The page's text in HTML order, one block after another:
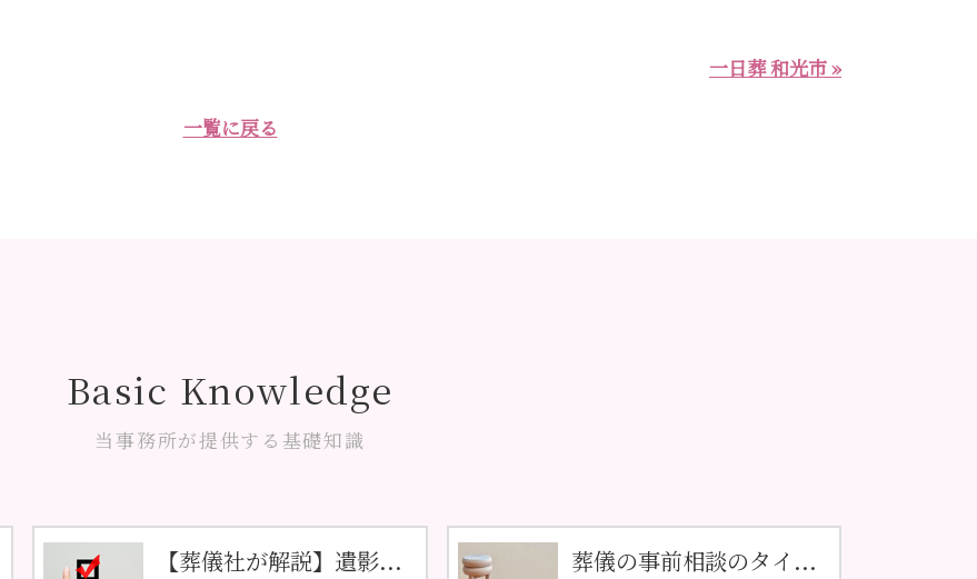
一日葬 和光市 »
一覧に戻る
Basic Knowledge
当事務所が提供する基礎知識
【葬儀社が解説】遺影... 葬儀の事前相談のタイ...